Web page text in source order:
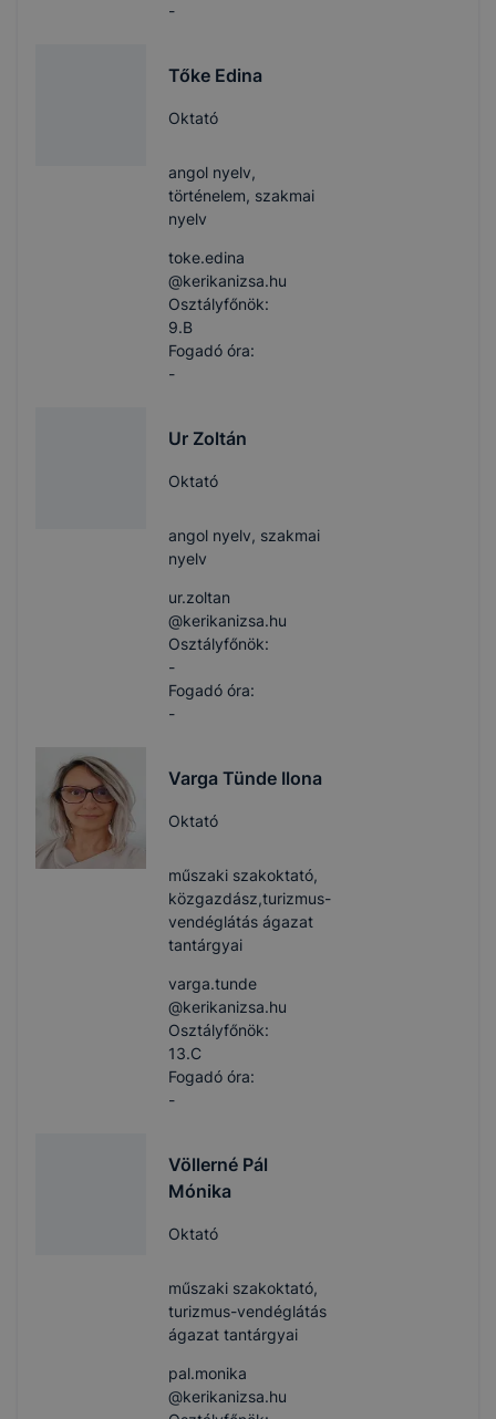
-
Tőke Edina
Oktató
angol nyelv,
történelem, szakmai
nyelv
toke.edina​
@kerikanizsa.hu
Osztályfőnök:
9.B
Fogadó óra:
-
Ur Zoltán
Oktató
angol nyelv, szakmai
nyelv
ur.zoltan​
@kerikanizsa.hu
Osztályfőnök:
-
Fogadó óra:
-
Varga Tünde Ilona
Oktató
műszaki szakoktató,
közgazdász,turizmus-
vendéglátás ágazat
tantárgyai
varga.tunde​
@kerikanizsa.hu
Osztályfőnök:
13.C
Fogadó óra:
-
Völlerné Pál
Mónika
Oktató
műszaki szakoktató,
turizmus-vendéglátás
ágazat tantárgyai
pal.monika​
@kerikanizsa.hu